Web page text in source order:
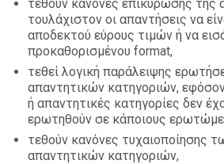
τεθούν κανόνες επικύρωσης της
τουλάχιστον οι απαντήσεις να
αποδεκτού εύρους τιμών ή να
προκαθορισμένου format,
τεθεί λογική παράλειψης
απαντητικών κατηγοριών,
ή απαντητικές κατηγορίες δεν
ερωτηθούν σε κάποιους
τεθούν κανόνες τυχαιοποίησης
απαντητικών κατηγοριών,